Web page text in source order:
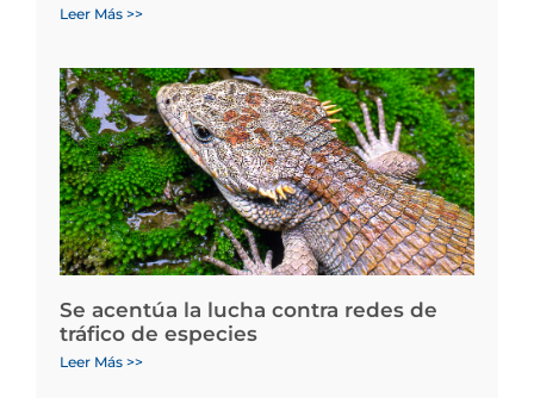
Leer Más >>
Se acentúa la lucha contra redes de
tráfico de especies
Leer Más >>